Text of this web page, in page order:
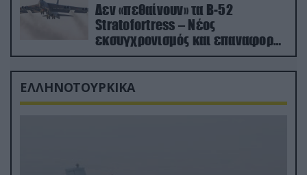
Δεν «πεθαίνουν» τα Β-52
Stratofortress – Νέος
εκσυγχρονισμός και επαναφορά
από τα «νεκροταφεία»
ΕΛΛΗΝΟΤΟΥΡΚΙΚΑ